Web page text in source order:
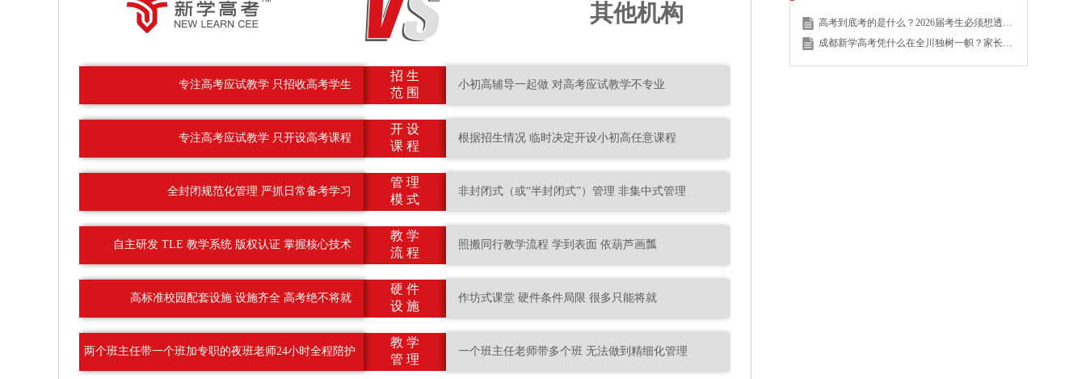
其他机构
专注高考应试教学 只招收高考学生
专注高考应试教学 只开设高考课程
全封闭规范化管理 严抓日常备考学习
自主研发 TLE 教学系统 版权认证 掌握核心技术
高标准校园配套设施 设施齐全 高考绝不将就
两个班主任带一个班加专职的夜班老师24小时全程陪护
招 生
范 围
开 设
课 程
管 理
模 式
教 学
流 程
硬 件
设 施
教 学
管 理
小初高辅导一起做 对高考应试教学不专业
根据招生情况 临时决定开设小初高任意课程
非封闭式（或“半封闭式”）管理 非集中式管理
照搬同行教学流程 学到表面 依葫芦画瓢
作坊式课堂 硬件条件局限 很多只能将就
一个班主任老师带多个班 无法做到精细化管理
高考到底考的是什么？2026届考生必须想透的这个底层逻辑
成都新学高考凭什么在全川独树一帜？家长的真实选择说明一切